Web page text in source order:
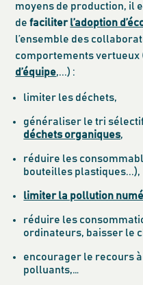
moyens de production, il
defaciliterl’adoption
l’ensemble des
comportements vertueux
d’équipe,...) :
limiter les déchets,
généraliser le tri
déchets organiques,
réduire les
bouteilles plastiques...),
limiter la pollution
réduire les
ordinateurs, baisser le
encourager le recours
polluants,…